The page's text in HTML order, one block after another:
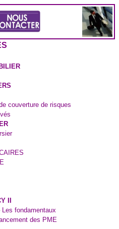
couverture de risques
II
fondamentaux
des PME